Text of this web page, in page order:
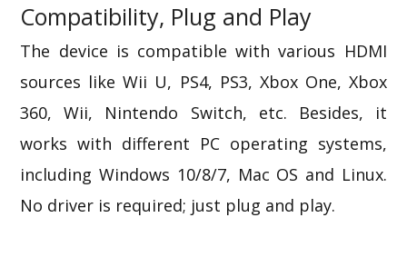
Compatibility, Plug and Play
The device is compatible with various HDMI
sources like Wii U, PS4, PS3, Xbox One, Xbox
360, Wii, Nintendo Switch, etc. Besides, it
works with different PC operating systems,
including Windows 10/8/7, Mac OS and Linux.
No driver is required; just plug and play.